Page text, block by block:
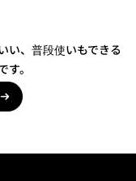
い、普段使いもできる
。